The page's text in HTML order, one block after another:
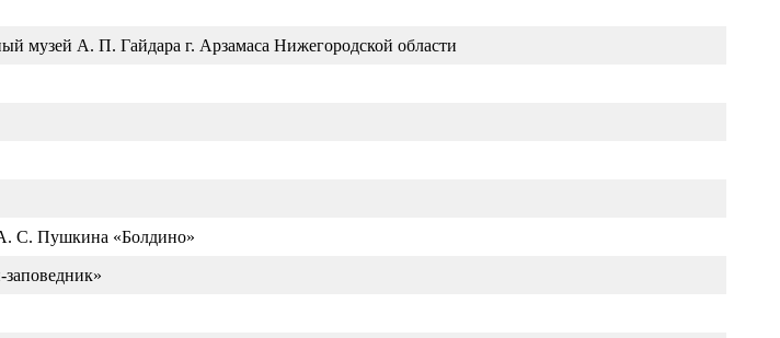
музей А. П. Гайдара г. Арзамаса Нижегородской области
С. Пушкина «Болдино»